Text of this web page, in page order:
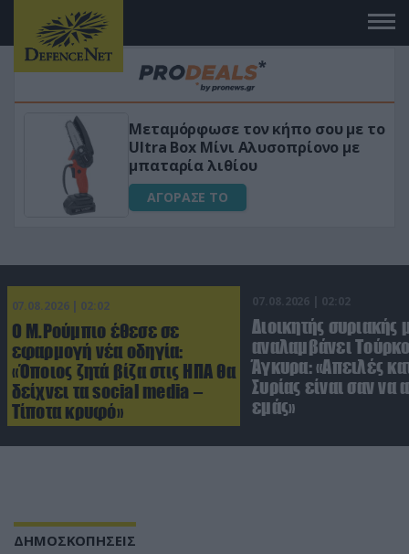
«Μαγική» φόρμουλα τριβόλι + VIP
για αύξηση της λίμπιντο
ΑΓΟΡΑΣΕ ΤΟ
07.08.2026 | 02:02
Ο Μ.Ρούμπιο έθεσε σε
εφαρμογή νέα οδηγία:
«Όποιος ζητά βίζα στις ΗΠΑ θα
δείχνει τα social media –
Τίποτα κρυφό»
07.08.2026 | 02:02
Διοικητής συριακής
αναλαμβάνει
Άγκυρα: «Απειλές
Συρίας είναι σαν να
εμάς»
ΔΗΜΟΣΚΟΠΗΣΕΙΣ